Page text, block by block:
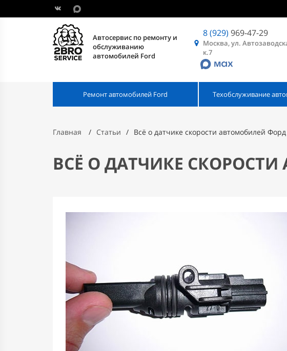
Автосервис по ремонту и
обслуживанию
автомобилей Ford
8 (929) 969-47-29
Москва, ул.
к.7
Ремонт автомобилей Ford Техобслуживание
Главная Статьи Всё о датчике скорости автомобилей
ВСЁ О ДАТЧИКЕ